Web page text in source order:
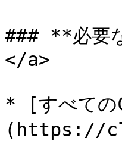
### **必
</a>
* [すべての
(https://